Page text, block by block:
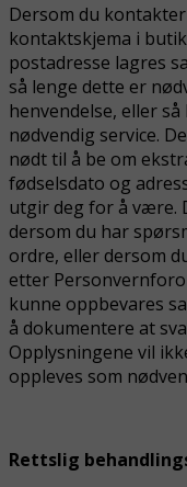
Dersom du
kontaktskjema i
postadresse lagres
så lenge dette er
henvendelse, eller
nødvendig service.
nødt til å be om
fødselsdato og
utgir deg for å være.
dersom du har
ordre, eller dersom
etter
kunne oppbevares
å dokumentere at
Opplysningene vil
oppleves som
Rettslig